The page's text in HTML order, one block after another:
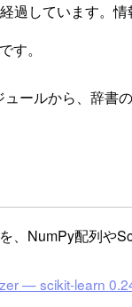
過しています。
す。
ールから、辞書
、NumPy配列や
— scikit-learn